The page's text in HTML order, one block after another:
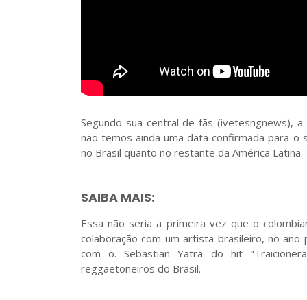
Segundo sua central de fãs (ivetesngnews),
não temos ainda uma data confirmada para o
no Brasil quanto no restante da América Latina.
SAIBA MAIS:
Essa não seria a primeira vez que o
colaboração com um artista brasileiro, no
com o. Sebastian Yatra do hit
reggaetoneiros do Brasil.